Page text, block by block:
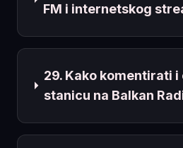
FM i internetskog
29. Kako komentirati
stanicu na Balkan